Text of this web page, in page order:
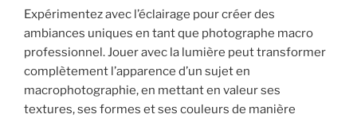
Expérimentez avec l’éclairage pour créer des
ambiances uniques en tant que photographe macro
professionnel. Jouer avec la lumière peut transformer
complètement l’apparence d’un sujet en
macrophotographie, en mettant en valeur ses
textures, ses formes et ses couleurs de manière